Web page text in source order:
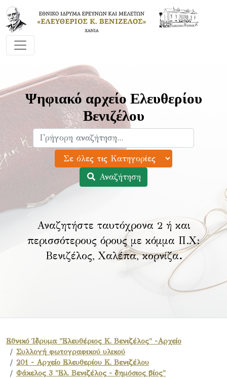
Ψηφιακό αρχείο Ελευθερίου
Βενιζέλου
Αναζήτηση
Αναζητήστε ταυτόχρονα 2 ή και
περισσότερους όρους με κόμμα Π.Χ:
Βενιζέλος, Χαλέπα, κορνίζα.
Εθνικό Ίδρυμα "Ελευθέριος Κ. Βενιζέλος" -Αρχείο
Συλλογή φωτογραφικού υλικού
201 - Αρχείο Ελευθερίου Κ. Βενιζέλου
Φάκελος 3 "Ελ. Βενιζέλος - δημόσιος βίος"